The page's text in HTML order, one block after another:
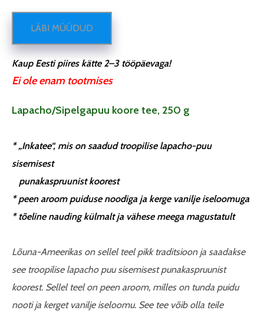
LÄBI MÜÜDUD
Kaup Eesti piires kätte 2–3 tööpäevaga!
Ei ole enam tootmises
Lapacho/Sipelgapuu koore tee, 250 g
* „Inkatee“, mis on saadud troopilise lapacho-puu
sisemisest
punakaspruunist koorest
* peen aroom puiduse noodiga ja kerge vanilje iseloomuga
* tõeline nauding külmalt ja vähese meega magustatult
Lõuna-Ameerikas on sellel teel pikk traditsioon ja saadakse
see troopilise lapacho puu sisemisest punakaspruunist
koorest. Sellel teel on peen aroom, milles on tunda puidu
nooti ja kerget vanilje iseloomu. See tee võib olla teile